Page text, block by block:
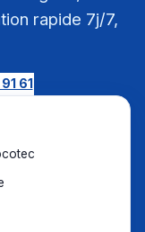
rapide 7j/7,
61